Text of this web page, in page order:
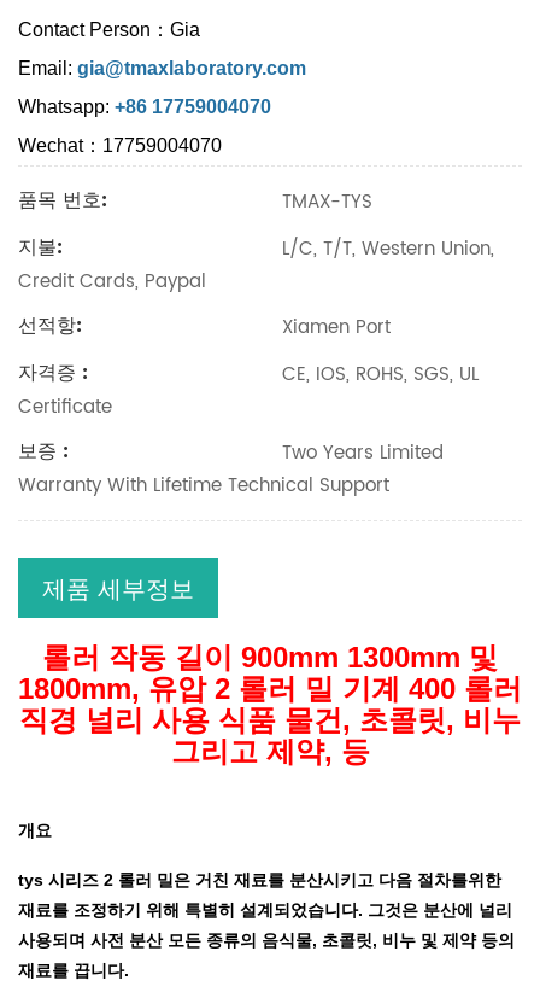
Contact Person：Gia
Email: gia@tmaxlaboratory.com
Whatsapp: +86 17759004070
Wechat：17759004070
품목 번호: TMAX-TYS
지불:
L/C, T/T, Western Union,
Credit Cards, Paypal
선적항: Xiamen Port
자격증 :
CE, IOS, ROHS, SGS, UL
Certificate
보증 :
Two Years Limited
Warranty With Lifetime Technical Support
제품 세부정보
롤러 작동 길이 900mm 1300mm 및
1800mm, 유압 2 롤러 밀 기계 400 롤러
직경 널리 사용 식품 물건, 초콜릿, 비누
그리고 제약, 등
개요
tys 시리즈 2 롤러 밀은 거친 재료를 분산시키고 다음 절차를위한
재료를 조정하기 위해 특별히 설계되었습니다. 그것은 분산에 널리
사용되며 사전 분산 모든 종류의 음식물, 초콜릿, 비누 및 제약 등의
재료를 끕니다.